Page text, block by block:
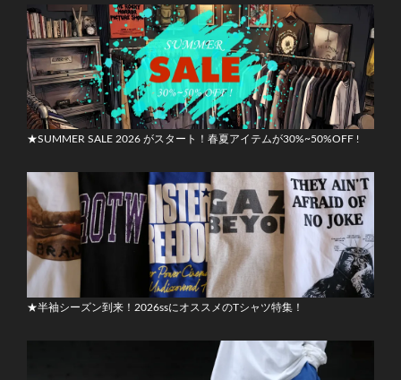
★SUMMER SALE 2026 がスタート！春夏アイテムが30%~50%OFF !
★半袖シーズン到来！2026ssにオススメのTシャツ特集！